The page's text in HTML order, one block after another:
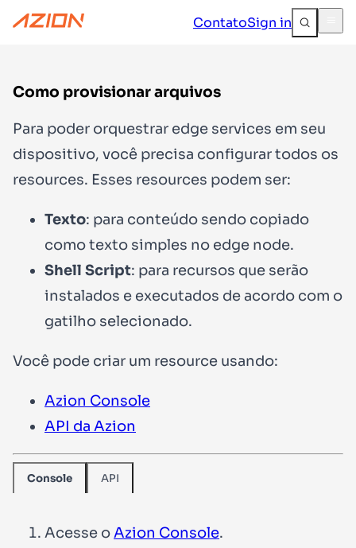
ContatoSign in
Como provisionar arquivos
Para poder orquestrar edge services em seu
dispositivo, você precisa configurar todos os
resources. Esses resources podem ser:
Texto: para conteúdo sendo copiado
como texto simples no edge node.
Shell Script: para recursos que serão
instalados e executados de acordo com o
gatilho selecionado.
Você pode criar um resource usando:
Azion Console
API da Azion
Console API
Acesse oAzion Console.